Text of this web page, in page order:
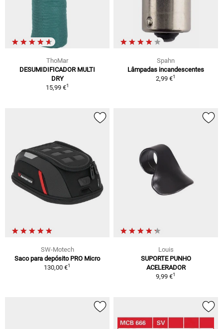
ThoMar
DESUMIDIFICADOR MULTI
DRY
15,99 €1
Spahn
Lâmpadas incandescentes
2,99 €1
SW-Motech
Saco para depósito PRO Micro
130,00 €1
Louis
SUPORTE PUNHO
ACELERADOR
9,99 €1